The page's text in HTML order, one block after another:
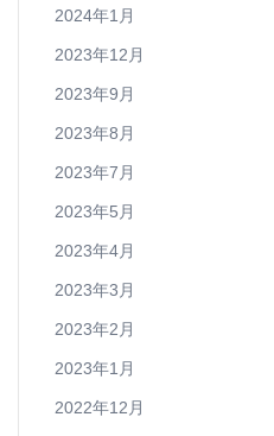
2024年1月
2023年12月
2023年9月
2023年8月
2023年7月
2023年5月
2023年4月
2023年3月
2023年2月
2023年1月
2022年12月